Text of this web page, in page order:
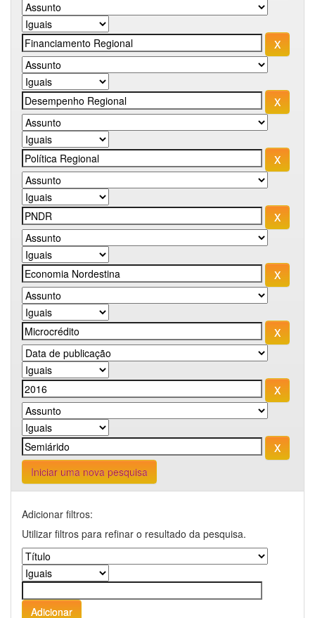
Iniciar uma nova pesquisa
Adicionar filtros:
Utilizar filtros para refinar o resultado da pesquisa.